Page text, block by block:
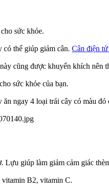
sức khỏe.
có thể giúp giảm cân. Cân điện
cũng được khuyến khích nên
sức khỏe của bạn.
ăn ngay 4 loại trái cây có màu đỏ
giúp làm giảm cảm giác
B2, vitamin C.